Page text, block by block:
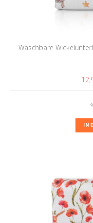
Waschbare
IN